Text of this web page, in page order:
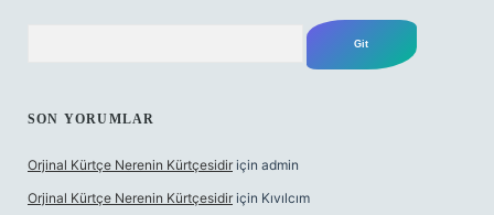
SON YORUMLAR
Orjinal Kürtçe Nerenin Kürtçesidir için admin
Orjinal Kürtçe Nerenin Kürtçesidir için Kıvılcım